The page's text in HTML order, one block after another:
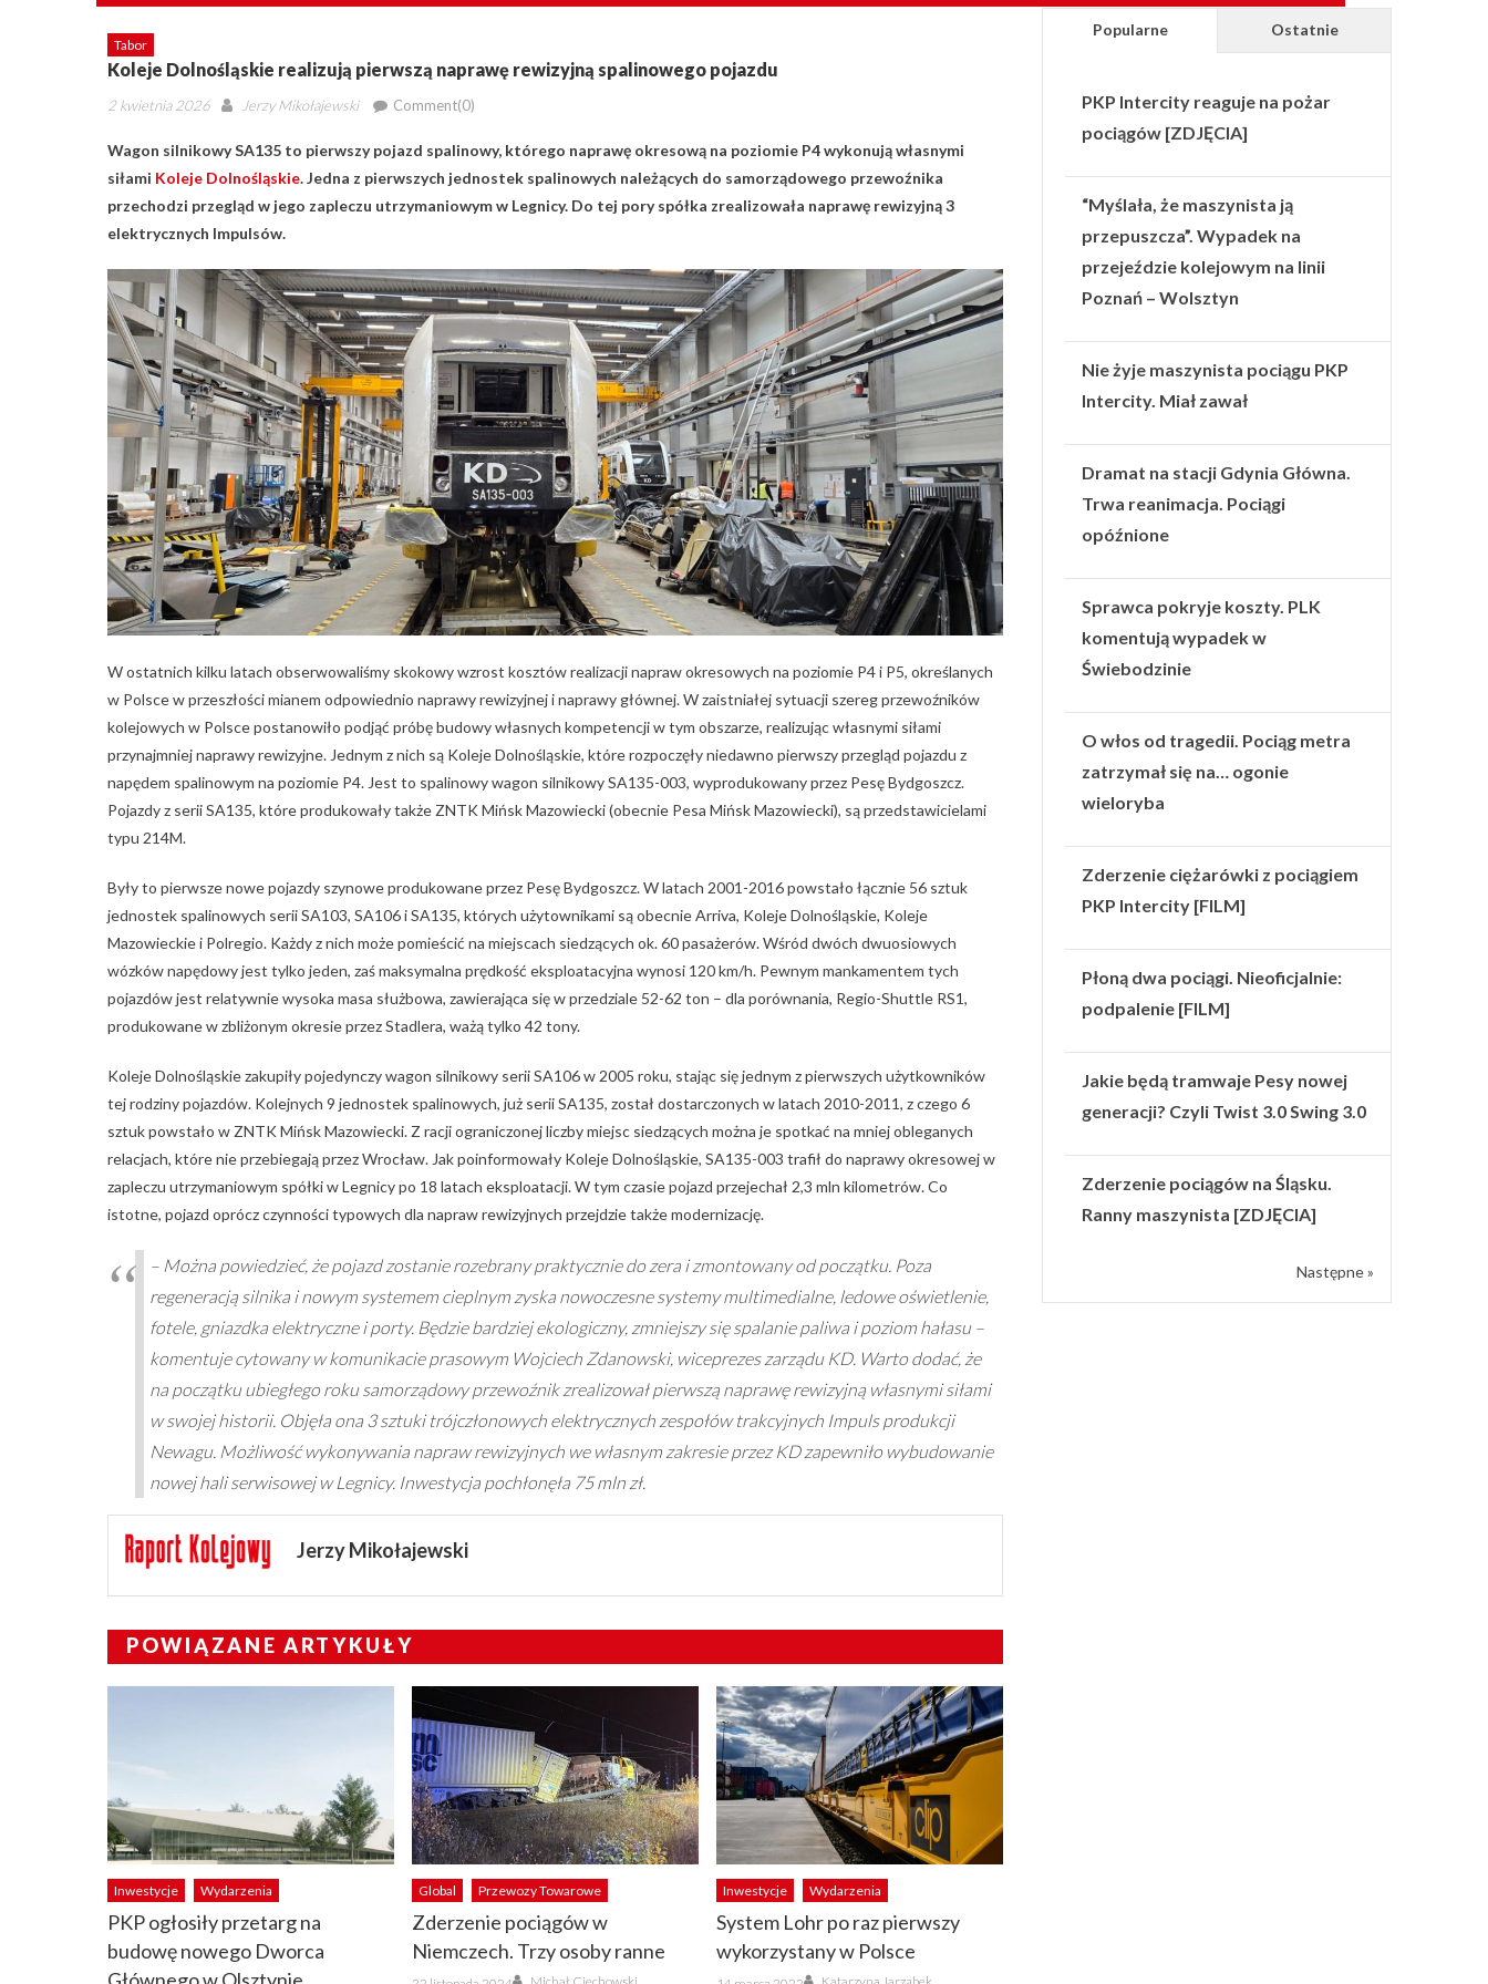
Tabor
Koleje Dolnośląskie realizują pierwszą naprawę rewizyjną spalinowego pojazdu
Posted
2 kwietnia 2026 Author
Jerzy Mikołajewski Comment(0)
Wagon silnikowy SA135 to pierwszy pojazd spalinowy, którego naprawę okresową na poziomie P4 wykonują własnymi
siłami Koleje Dolnośląskie. Jedna z pierwszych jednostek spalinowych należących do samorządowego przewoźnika
przechodzi przegląd w jego zapleczu utrzymaniowym w Legnicy. Do tej pory spółka zrealizowała naprawę rewizyjną 3
elektrycznych Impulsów.
W ostatnich kilku latach obserwowaliśmy skokowy wzrost kosztów realizacji napraw okresowych na poziomie P4 i P5, określanych
w Polsce w przeszłości mianem odpowiednio naprawy rewizyjnej i naprawy głównej. W zaistniałej sytuacji szereg przewoźników
kolejowych w Polsce postanowiło podjąć próbę budowy własnych kompetencji w tym obszarze, realizując własnymi siłami
przynajmniej naprawy rewizyjne. Jednym z nich są Koleje Dolnośląskie, które rozpoczęły niedawno pierwszy przegląd pojazdu z
napędem spalinowym na poziomie P4. Jest to spalinowy wagon silnikowy SA135-003, wyprodukowany przez Pesę Bydgoszcz.
Pojazdy z serii SA135, które produkowały także ZNTK Mińsk Mazowiecki (obecnie Pesa Mińsk Mazowiecki), są przedstawicielami
typu 214M.
Były to pierwsze nowe pojazdy szynowe produkowane przez Pesę Bydgoszcz. W latach 2001-2016 powstało łącznie 56 sztuk
jednostek spalinowych serii SA103, SA106 i SA135, których użytownikami są obecnie Arriva, Koleje Dolnośląskie, Koleje
Mazowieckie i Polregio. Każdy z nich może pomieścić na miejscach siedzących ok. 60 pasażerów. Wśród dwóch dwuosiowych
wózków napędowy jest tylko jeden, zaś maksymalna prędkość eksploatacyjna wynosi 120 km/h. Pewnym mankamentem tych
pojazdów jest relatywnie wysoka masa służbowa, zawierająca się w przedziale 52-62 ton – dla porównania, Regio-Shuttle RS1,
produkowane w zbliżonym okresie przez Stadlera, ważą tylko 42 tony.
Koleje Dolnośląskie zakupiły pojedynczy wagon silnikowy serii SA106 w 2005 roku, stając się jednym z pierwszych użytkowników
tej rodziny pojazdów. Kolejnych 9 jednostek spalinowych, już serii SA135, został dostarczonych w latach 2010-2011, z czego 6
sztuk powstało w ZNTK Mińsk Mazowiecki. Z racji ograniczonej liczby miejsc siedzących można je spotkać na mniej obleganych
relacjach, które nie przebiegają przez Wrocław. Jak poinformowały Koleje Dolnośląskie, SA135-003 trafił do naprawy okresowej w
zapleczu utrzymaniowym spółki w Legnicy po 18 latach eksploatacji. W tym czasie pojazd przejechał 2,3 mln kilometrów. Co
istotne, pojazd oprócz czynności typowych dla napraw rewizyjnych przejdzie także modernizację.
– Można powiedzieć, że pojazd zostanie rozebrany praktycznie do zera i zmontowany od początku. Poza
regeneracją silnika i nowym systemem cieplnym zyska nowoczesne systemy multimedialne, ledowe oświetlenie,
fotele, gniazdka elektryczne i porty. Będzie bardziej ekologiczny, zmniejszy się spalanie paliwa i poziom hałasu –
komentuje cytowany w komunikacie prasowym Wojciech Zdanowski, wiceprezes zarządu KD. Warto dodać, że
na początku ubiegłego roku samorządowy przewoźnik zrealizował pierwszą naprawę rewizyjną własnymi siłami
w swojej historii. Objęła ona 3 sztuki trójczłonowych elektrycznych zespołów trakcyjnych Impuls produkcji
Newagu. Możliwość wykonywania napraw rewizyjnych we własnym zakresie przez KD zapewniło wybudowanie
nowej hali serwisowej w Legnicy. Inwestycja pochłonęła 75 mln zł.
Jerzy Mikołajewski
POWIĄZANE ARTYKUŁY
Inwestycje Wydarzenia
PKP ogłosiły przetarg na
budowę nowego Dworca
Global Przewozy Towarowe
Zderzenie pociągów w
Niemczech. Trzy osoby ranne
Posted
Author
Inwestycje Wydarzenia
System Lohr po raz pierwszy
wykorzystany w Polsce
Posted
Author
Popularne Ostatnie
PKP Intercity reaguje na pożar
pociągów [ZDJĘCIA]
“Myślała, że maszynista ją
przepuszcza”. Wypadek na
przejeździe kolejowym na linii
Poznań – Wolsztyn
Nie żyje maszynista pociągu PKP
Intercity. Miał zawał
Dramat na stacji Gdynia Główna.
Trwa reanimacja. Pociągi
opóźnione
Sprawca pokryje koszty. PLK
komentują wypadek w
Świebodzinie
O włos od tragedii. Pociąg metra
zatrzymał się na… ogonie
wieloryba
Zderzenie ciężarówki z pociągiem
PKP Intercity [FILM]
Płoną dwa pociągi. Nieoficjalnie:
podpalenie [FILM]
Jakie będą tramwaje Pesy nowej
generacji? Czyli Twist 3.0 Swing 3.0
Zderzenie pociągów na Śląsku.
Ranny maszynista [ZDJĘCIA]
Następne »